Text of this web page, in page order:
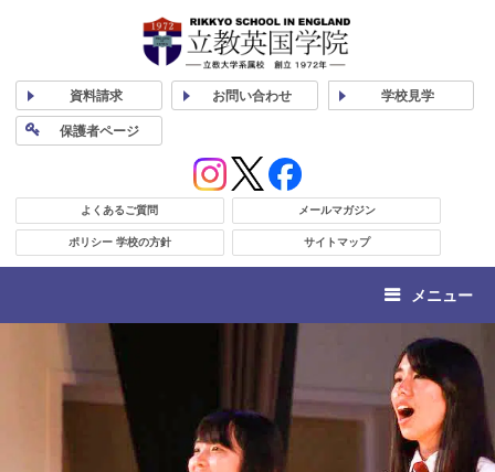
資料請求 お問い合わせ 学校見学
保護者ページ
よくあるご質問 メールマガジン
ポリシー 学校の方針 サイトマップ
メニュー